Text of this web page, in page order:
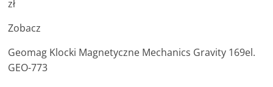
zł
Zobacz
Geomag Klocki Magnetyczne Mechanics Gravity 169el.
GEO-773